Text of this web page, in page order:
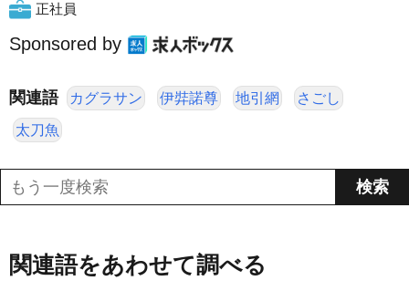
正社員
Sponsored by
関連語 カグラサン 伊弉諾尊 地引網 さごし
太刀魚
関連語をあわせて調べる